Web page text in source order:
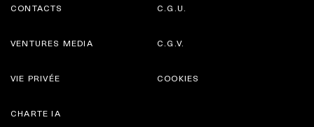
CONTACTS
VENTURES MEDIA
C.G.U.
C.G.V.
VIE PRIVÉE
CHARTE IA
COOKIES